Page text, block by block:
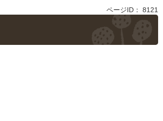
ページID：
8121